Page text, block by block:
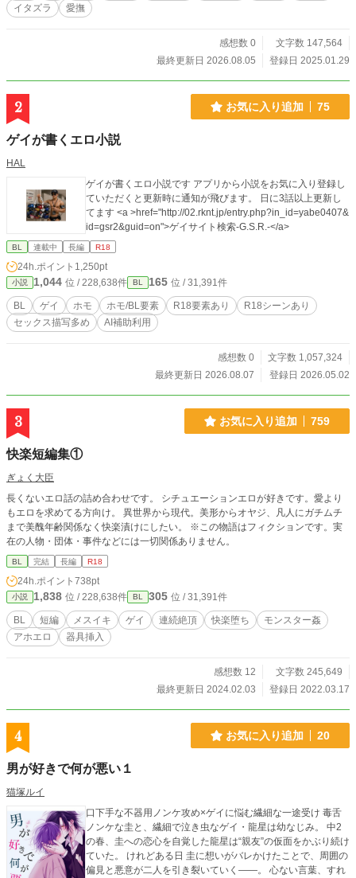
イタズラ
愛撫
感想数 0
文字数 147,564
最終更新日 2026.08.05
登録日 2025.01.29
2 お気に入り追加 75
ゲイが書くエロ小説
HAL
ゲイが書くエロ小説です アプリから小説をお気に入り登録し
ていただくと更新時に通知が飛びます。 日に3話以上更新し
てます <a >href="http://02.rknt.jp/entry.php?in_id=yabe0407&
id=gsr2&guid=on">ゲイサイト検索-G.S.R.-</a>
BL 連載中 長編 R18
24h.ポイント 1,250pt
小説 1,044 位 / 228,638件 BL 165 位 / 31,391件
BL ゲイ ホモ ホモ/BL要素 R18要素あり
R18シーンあり
セックス描写多め
AI補助利用
感想数 0
文字数 1,057,324
最終更新日 2026.08.07
登録日 2026.05.02
3 お気に入り追加 759
快楽短編集①
ぎょく大臣
長くないエロ話の詰め合わせです。 シチュエーションエロが好きです。愛より
もエロを求めてる方向け。 異世界から現代。美形からオヤジ、凡人にガチムチ
まで美醜年齢関係なく快楽漬けにしたい。 ※この物語はフィクションです。実
在の人物・団体・事件などには一切関係ありません。
BL 完結 長編 R18
24h.ポイント 738pt
小説 1,838 位 / 228,638件 BL 305 位 / 31,391件
BL 短編 メスイキ ゲイ 連続絶頂 快楽堕ち
モンスター姦
アホエロ
器具挿入
感想数 12
文字数 245,649
最終更新日 2024.02.03
登録日 2022.03.17
4 お気に入り追加 20
男が好きで何が悪い１
猫塚ルイ
口下手な不器用ノンケ攻め×ゲイに悩む繊細な一途受け 毒舌
ノンケな圭と、繊細で泣き虫なゲイ・龍星は幼なじみ。 中2
の春、圭への恋心を自覚した龍星は“親友”の仮面をかぶり続け
ていた。 けれどある日 圭に想いがバレかけたことで、周囲の
偏見と悪意が二人を引き裂いていく——。 心ない言葉、すれ